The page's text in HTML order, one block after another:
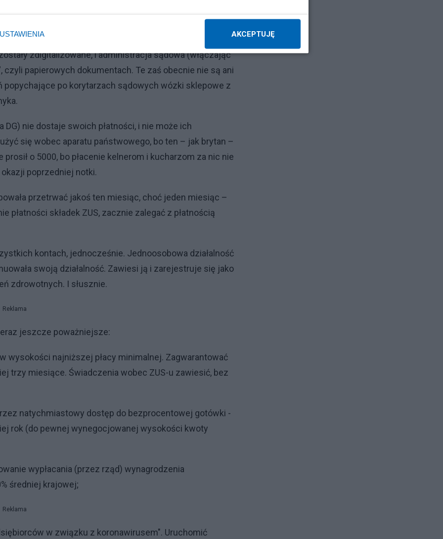
działa instytucja, która powinna działać ZAWSZE,
zdigitalizowane, i administracja sądowa (włączając
czyli papierowych dokumentach. Te zaś obecnie nie są ani
popychające po korytarzach sądowych wózki sklepowe z
nie dostaje swoich płatności, i nie może ich
się wobec aparatu państwowego, bo ten – jak brytan –
o 5000, bo płacenie kelnerom i kucharzom za nic nie
poprzedniej notki.
przetrwać jakoś ten miesiąc, choć jeden miesiąc –
płatności składek ZUS, zacznie zalegać z płatnością
kontach, jednocześnie. Jednoosobowa działalność
swoją działalność. Zawiesi ją i zarejestruje się jako
zdrowotnych. I słusznie.
Reklama
jeszcze poważniejsze:
wysokości najniższej płacy minimalnej. Zagwarantować
trzy miesiące. Świadczenia wobec ZUS-u zawiesić, bez
natychmiastowy dostęp do bezprocentowej gotówki -
rok (do pewnej wynegocjowanej wysokości kwoty
wypłacania (przez rząd) wynagrodzenia
średniej krajowej;
Reklama
w związku z koronawirusem". Uruchomić
USTAWIENIA AKCEPTUJĘ